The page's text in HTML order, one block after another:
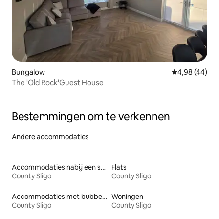
Bungalow Gemiddelde
4,98 (44)
The 'Old Rock'Guest House
Bestemmingen om te verkennen
Andere accommodaties
Accommodaties nabij een strand
County Sligo
Flats
County Sligo
Accommodaties met bubbelbad
County Sligo
Woningen
County Sligo